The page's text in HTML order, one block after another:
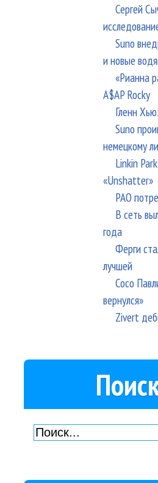
Сергей
Suno
и новые
«Рианна
A$AP Rocky
Гленн
Suno
немецкому
Linkin
«Unshatter»
РАО
В сеть
года
Ферги
лучшей
Сосо
вернулся»
Zivert